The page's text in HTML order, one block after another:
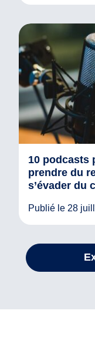
10 podcasts
prendre du
s’évader du
Publié le 28